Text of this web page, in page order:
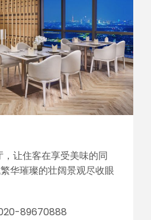
让住客在享受美味的同
华璀璨的壮阔景观尽收眼
89670888